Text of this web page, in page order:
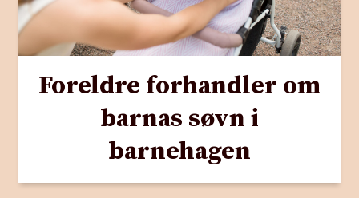
Foreldre forhandler om
barnas søvn i
barnehagen